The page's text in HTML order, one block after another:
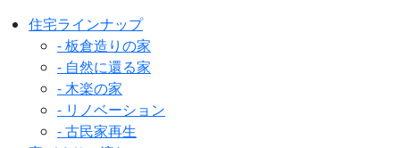
住宅ラインナップ
- 板倉造りの家
- 自然に還る家
- 木楽の家
- リノベーション
- 古民家再生